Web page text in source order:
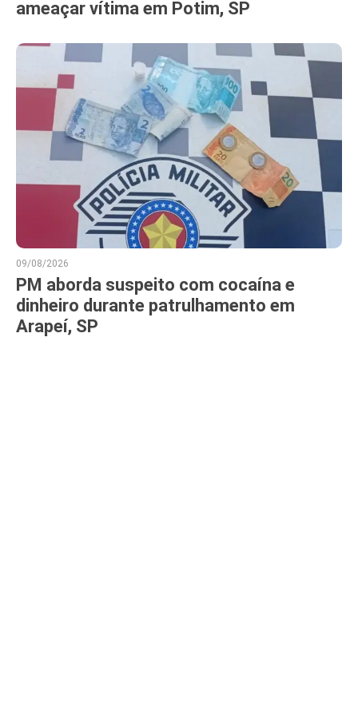
ameaçar vítima em Potim, SP
09/08/2026
PM aborda suspeito com cocaína e
dinheiro durante patrulhamento em
Arapeí, SP